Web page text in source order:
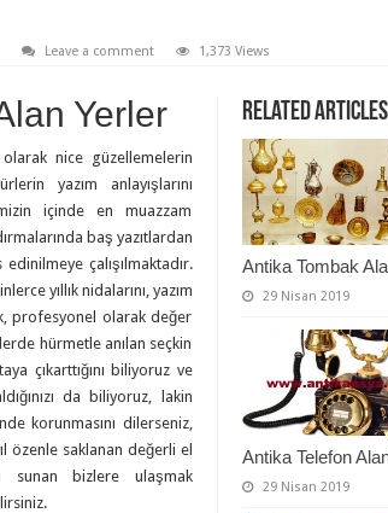
Leave a comment 1,373 Views
Related Articles
Antika Tombak
29 Nisan 2019
Antika Telefon
29 Nisan 2019
Yerler
nice güzellemelerin
yazım anlayışlarını
içinde en muazzam
baş yazıtlardan
çalışılmaktadır.
yıllık nidalarını, yazım
profesyonel olarak değer
hürmetle anılan seçkin
çıkarttığını biliyoruz ve
da biliyoruz, lakin
korunmasını dilerseniz,
özenle saklanan değerli el
sunan bizlere ulaşmak